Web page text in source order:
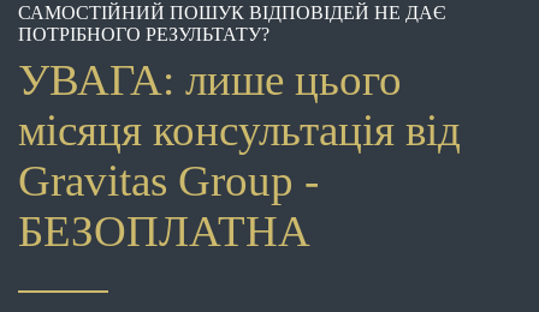
САМОСТІЙНИЙ ПОШУК ВІДПОВІДЕЙ НЕ ДАЄ
ПОТРІБНОГО РЕЗУЛЬТАТУ?
УВАГА: лише цього
місяця консультація від
Gravitas Group -
БЕЗОПЛАТНА